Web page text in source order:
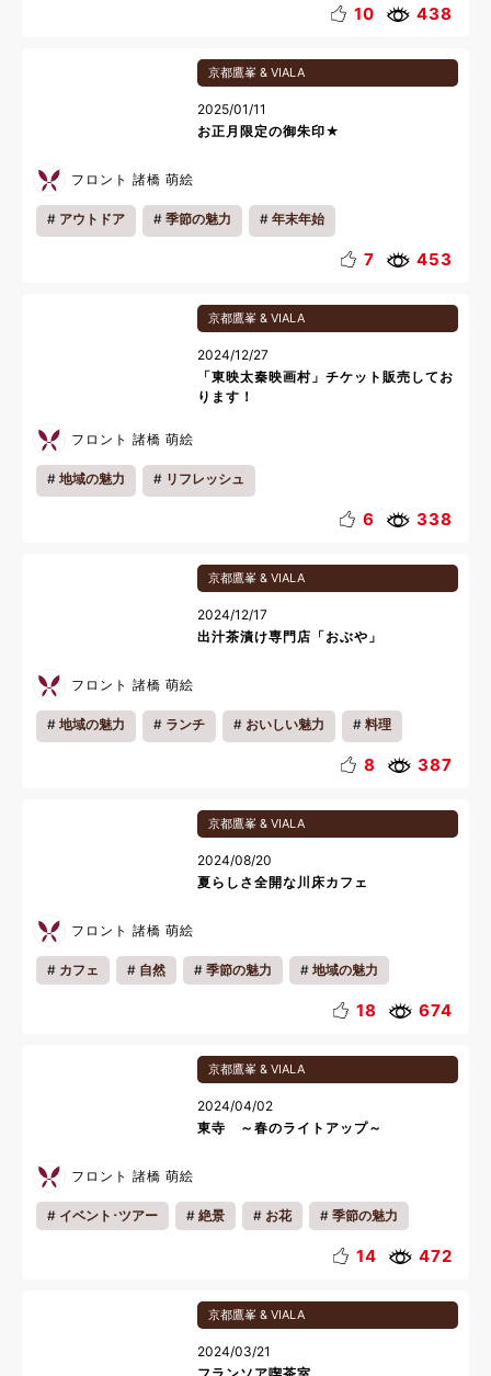
10 438
京都鷹峯 & VIALA
2025/01/11
お正月限定の御朱印★
フロント 諸橋 萌絵
アウトドア 季節の魅力 年末年始
7 453
京都鷹峯 & VIALA
2024/12/27
「東映太秦映画村」チケット販売してお
ります！
フロント 諸橋 萌絵
地域の魅力 リフレッシュ
6 338
京都鷹峯 & VIALA
2024/12/17
出汁茶漬け専門店「おぶや」
フロント 諸橋 萌絵
地域の魅力 ランチ おいしい魅力 料理
8 387
京都鷹峯 & VIALA
2024/08/20
夏らしさ全開な川床カフェ
フロント 諸橋 萌絵
カフェ 自然 季節の魅力 地域の魅力
リラックス 18 674
京都鷹峯 & VIALA
2024/04/02
東寺 ～春のライトアップ～
フロント 諸橋 萌絵
イベント･ツアー 絶景 お花 季節の魅力
14 472
京都鷹峯 & VIALA
2024/03/21